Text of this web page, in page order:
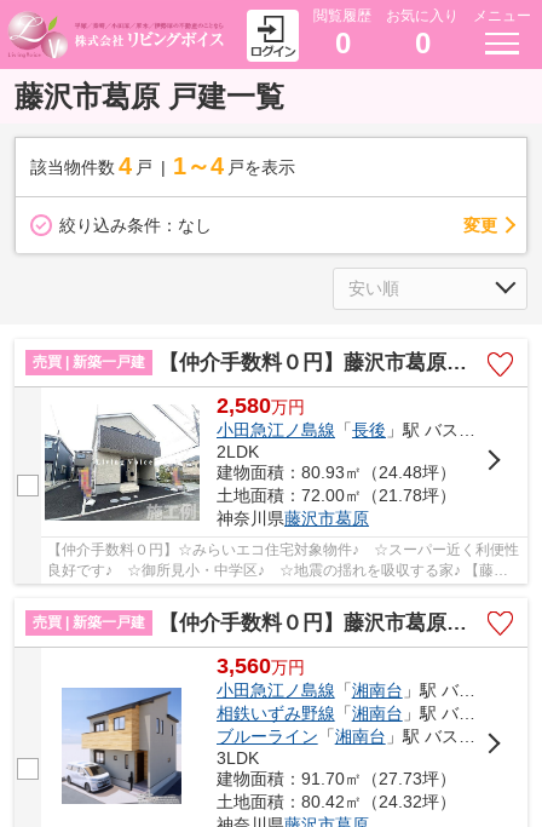
閲覧履歴
0
お気に入り
0
メニュー
藤沢市葛原 戸建一覧
該当物件数 4 戸 1～4 戸を表示
絞り込み条件： なし 変更
売買 | 新築一戸建 【仲介手数料０円】藤沢市葛原第11 新築一戸建て
2,580万円
小田急江ノ島線 「長後 」駅 バス9分 「東山田」 停歩1分
2LDK
建物面積：80.93㎡（24.48坪）
土地面積：72.00㎡（21.78坪）
神奈川県藤沢市葛原
【仲介手数料０円】☆みらいエコ住宅対象物件♪ ☆スーパー近く利便性
良好です♪ ☆御所見小・中学区♪ ☆地震の揺れを吸収する家♪ 【藤沢
売買 | 新築一戸建
【仲介手数料０円】藤沢市葛原 新築一戸建て
3,560万円
小田急江ノ島線 「湘南台 」駅 バス11分 「葛原（藤沢市）」 停歩7分
相鉄いずみ野線 「湘南台 」駅 バス11分 「葛原（藤沢市）」 停歩7分
ブルーライン 「湘南台 」駅 バス11分 「葛原（藤沢市）」 停歩7分
3LDK
建物面積：91.70㎡（27.73坪）
土地面積：80.42㎡（24.32坪）